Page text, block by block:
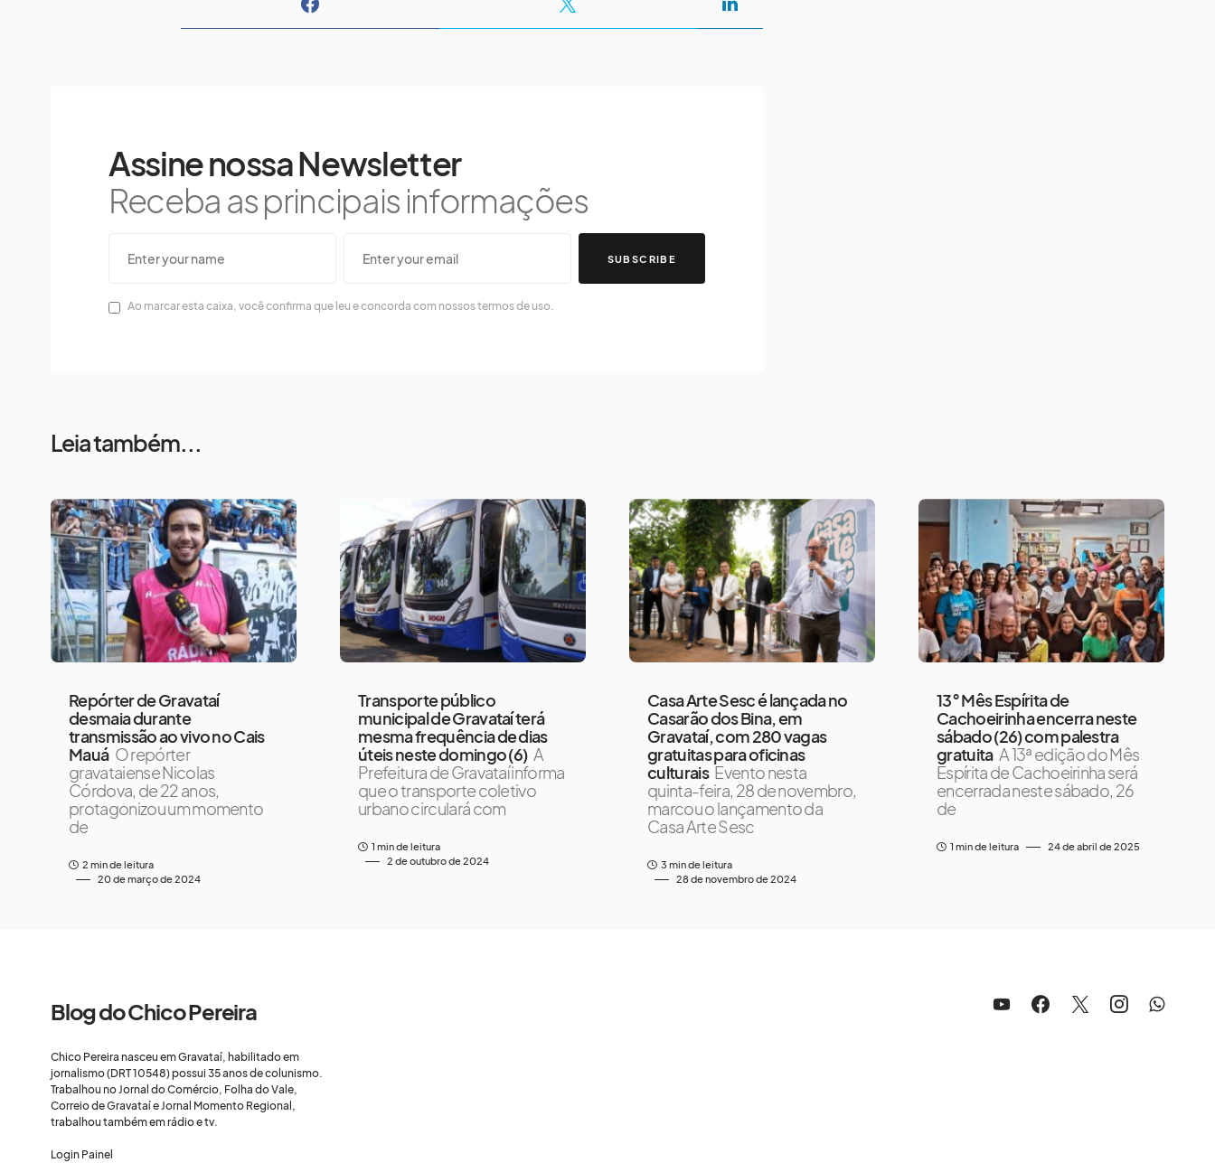
Assine nossa Newsletter
Receba as principais informações
SUBSCRIBE
Ao marcar esta caixa, você confirma que leu e concorda com nossos termos de uso.
Leia também...
Repórter de Gravataí
desmaia durante
transmissão ao vivo no Cais
Mauá O repórter
gravataiense Nicolas
Córdova, de 22 anos,
protagonizou um momento
de
2 min de leitura
20 de março de 2024
Transporte público
municipal de Gravataí terá
mesma frequência de dias
úteis neste domingo (6) A
Prefeitura de Gravataí informa
que o transporte coletivo
urbano circulará com
1 min de leitura
2 de outubro de 2024
Casa Arte Sesc é lançada no
Casarão dos Bina, em
Gravataí, com 280 vagas
gratuitas para oficinas
culturais Evento nesta
quinta-feira, 28 de novembro,
marcou o lançamento da
Casa Arte Sesc
3 min de leitura
28 de novembro de 2024
13° Mês Espírita de
Cachoeirinha encerra neste
sábado (26) com palestra
gratuita A 13ª edição do Mês
Espírita de Cachoeirinha será
encerrada neste sábado, 26
de
1 min de leitura 24 de abril de 2025
Blog do Chico Pereira
Chico Pereira nasceu em Gravataí, habilitado em
jornalismo (DRT 10548) possui 35 anos de colunismo.
Trabalhou no Jornal do Comércio, Folha do Vale,
Correio de Gravataí e Jornal Momento Regional,
trabalhou também em rádio e tv.
Login Painel